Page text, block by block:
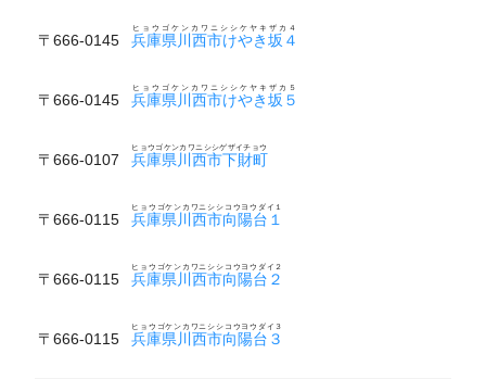
〒666-0145 兵庫県川西市けやき坂４
ヒョウゴケンカワニシシケヤキザカ４
〒666-0145 兵庫県川西市けやき坂５
ヒョウゴケンカワニシシケヤキザカ５
〒666-0107 兵庫県川西市下財町
ヒョウゴケンカワニシシゲザイチョウ
〒666-0115 兵庫県川西市向陽台１
ヒョウゴケンカワニシシコウヨウダイ１
〒666-0115 兵庫県川西市向陽台２
ヒョウゴケンカワニシシコウヨウダイ２
〒666-0115 兵庫県川西市向陽台３
ヒョウゴケンカワニシシコウヨウダイ３